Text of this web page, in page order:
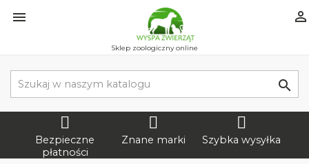
 
Sklep zoologiczny online

Bezpieczne
płatności
Znane marki Szybka wysyłka